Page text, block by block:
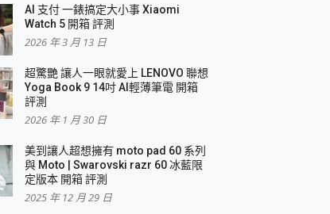
AI 支付 一錶搞定大小事 Xiaomi
Watch 5 開箱 評測
2026 年 3 月 13 日
超驚艷 讓人一眼就愛上 LENOVO 聯想
Yoga Book 9 14吋 AI輕薄筆電 開箱
評測
2026 年 1 月 30 日
美到讓人超想擁有 moto pad 60 系列
與 Moto | Swarovski razr 60 冰藍限
定版本 開箱 評測
2025 年 12 月 29 日